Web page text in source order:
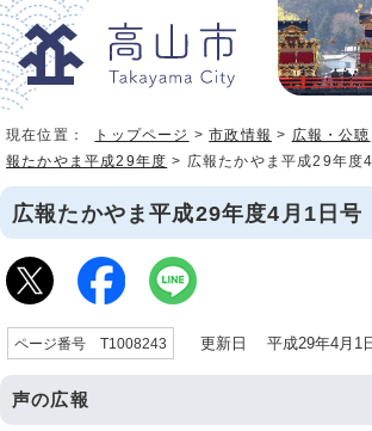
現在位置： トップページ >市政情報 > 広報・公聴
報たかやま平成29年度 > 広報たかやま平成29年度
広報たかやま平成29年度4月1日号
ページ番号 T1008243 更新日 平成29年4月1
声の広報